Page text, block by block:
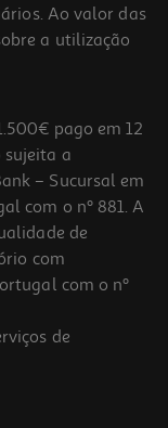
Ao valor das
a utilização
pago em 12
sujeita a
– Sucursal em
com o nº 881. A
de
com
com o nº
de